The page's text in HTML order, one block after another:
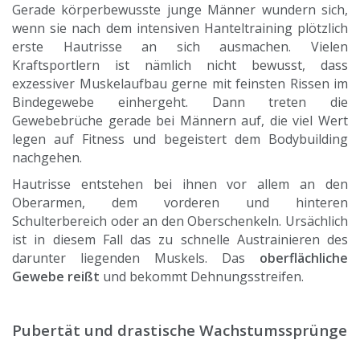
Gerade körperbewusste junge Männer wundern sich,
wenn sie nach dem intensiven Hanteltraining plötzlich
erste Hautrisse an sich ausmachen. Vielen
Kraftsportlern ist nämlich nicht bewusst, dass
exzessiver Muskelaufbau gerne mit feinsten Rissen im
Bindegewebe einhergeht. Dann treten die
Gewebebrüche gerade bei Männern auf, die viel Wert
legen auf Fitness und begeistert dem Bodybuilding
nachgehen.
Hautrisse entstehen bei ihnen vor allem an den
Oberarmen, dem vorderen und hinteren
Schulterbereich oder an den Oberschenkeln. Ursächlich
ist in diesem Fall das zu schnelle Austrainieren des
darunter liegenden Muskels. Das oberflächliche
Gewebe reißt und bekommt Dehnungsstreifen.
Pubertät und drastische Wachstumssprünge